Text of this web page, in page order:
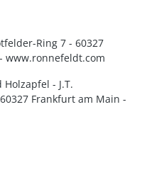
Ring 7 - 60327
www.ronnefeldt.com
- J.T.
Frankfurt am Main -